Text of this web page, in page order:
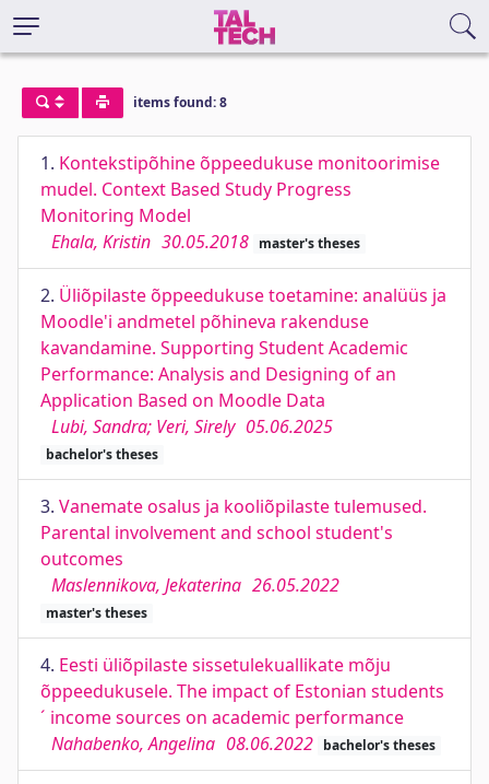
items found: 8
1. Kontekstipõhine õppeedukuse monitoorimise
mudel. Context Based Study Progress
Monitoring Model
Ehala, Kristin 30.05.2018 master's theses
2. Üliõpilaste õppeedukuse toetamine: analüüs ja
Moodle'i andmetel põhineva rakenduse
kavandamine. Supporting Student Academic
Performance: Analysis and Designing of an
Application Based on Moodle Data
Lubi, Sandra; Veri, Sirely 05.06.2025
bachelor's theses
3. Vanemate osalus ja kooliõpilaste tulemused.
Parental involvement and school student's
outcomes
Maslennikova, Jekaterina 26.05.2022
master's theses
4. Eesti üliõpilaste sissetulekuallikate mõju
õppeedukusele. The impact of Estonian students
´ income sources on academic performance
Nahabenko, Angelina 08.06.2022 bachelor's theses